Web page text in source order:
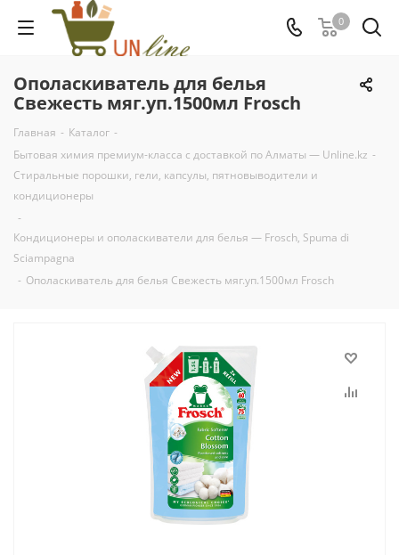
0
Ополаскиватель для белья
Свежесть мяг.уп.1500мл Frosch
Главная - Каталог -
Бытовая химия премиум-класса с доставкой по Алматы — Unline.kz -
Стиральные порошки, гели, капсулы, пятновыводители и
кондиционеры
-
Кондиционеры и ополаскиватели для белья — Frosch, Spuma di
Sciampagna
- Ополаскиватель для белья Свежесть мяг.уп.1500мл Frosch